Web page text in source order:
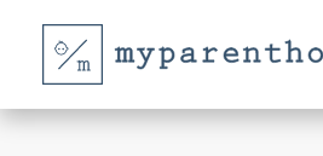
περιεχόμενο